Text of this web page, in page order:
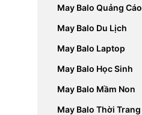
May Balo Quảng Cáo
May Balo Du Lịch
May Balo Laptop
May Balo Học Sinh
May Balo Mầm Non
May Balo Thời Trang